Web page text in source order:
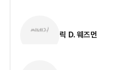
릭 D. 웨즈먼